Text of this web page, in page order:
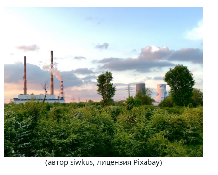
(автор siwkus, лицензия Pixabay)